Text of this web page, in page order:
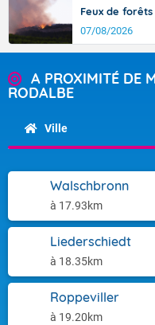
Feux de
07/08/2026
A PROXIMITÉ DE
RODALBE
Ville
Walschbronn
à 17.93km
Liederschiedt
à 18.35km
Roppeviller
à 19.20km